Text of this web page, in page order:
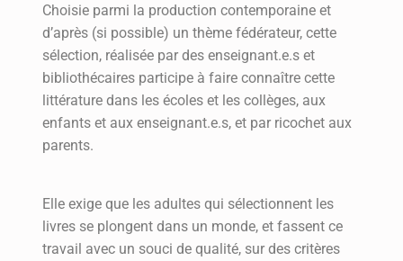
Choisie parmi la production contemporaine et
d’après (si possible) un thème fédérateur, cette
sélection, réalisée par des enseignant.e.s et
bibliothécaires participe à faire connaître cette
littérature dans les écoles et les collèges, aux
enfants et aux enseignant.e.s, et par ricochet aux
parents.
Elle exige que les adultes qui sélectionnent les
livres se plongent dans un monde, et fassent ce
travail avec un souci de qualité, sur des critères